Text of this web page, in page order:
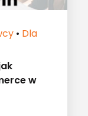
• Dla
w